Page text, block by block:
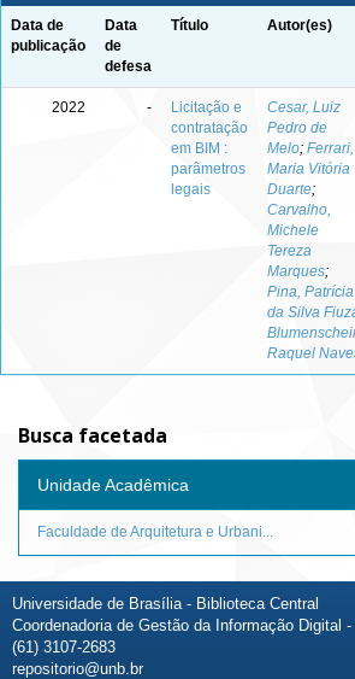
Data de
publicação
Data
de
defesa
Título Autor(es)
2022 -
Licitação e
contratação
em BIM :
parâmetros
legais
Cesar, Luiz
Pedro de
Melo; Ferrari,
Maria Vitória
Duarte;
Carvalho,
Michele
Tereza
Marques;
Pina, Patrícia
da Silva
Raquel
Busca facetada
Unidade Acadêmica
Faculdade de Arquitetura e Urbani...
Universidade de Brasília - Biblioteca Central
Coordenadoria de Gestão da Informação Digital
(61) 3107-2683
repositorio@unb.br